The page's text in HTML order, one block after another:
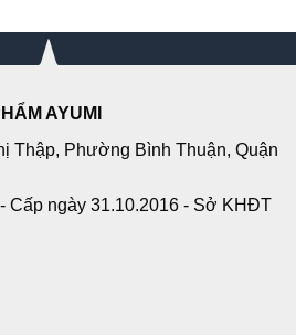
AYUMI
Thập, Phường Bình Thuận, Quận
Cấp ngày 31.10.2016 - Sở KHĐT